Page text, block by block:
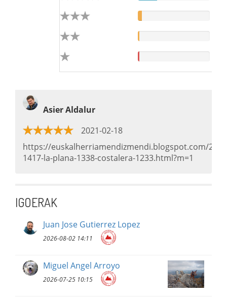
Asier Aldalur
2021-02-18
https://euskalherriamendizmendi.blogspot.com/
1417-la-plana-1338-costalera-1233.html?m=1
IGOERAK
Juan Jose Gutierrez Lopez
2026-08-02 14:11
Miguel Angel Arroyo
2026-07-25 10:15